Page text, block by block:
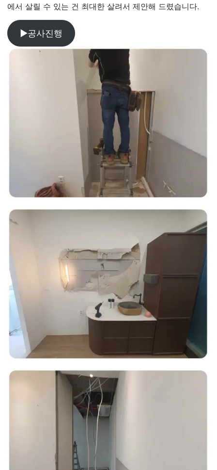
에서 살릴 수 있는 건 최대한 살려서 제안해 드렸습니다.
▶공사진행